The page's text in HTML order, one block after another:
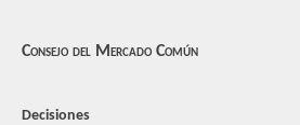
Consejo del Mercado Común
Decisiones